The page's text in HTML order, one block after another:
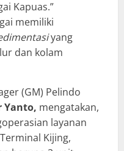
Kapuas.”
memiliki
yang
dan kolam
(GM) Pelindo
Yanto, mengatakan,
layanan
Kijing,